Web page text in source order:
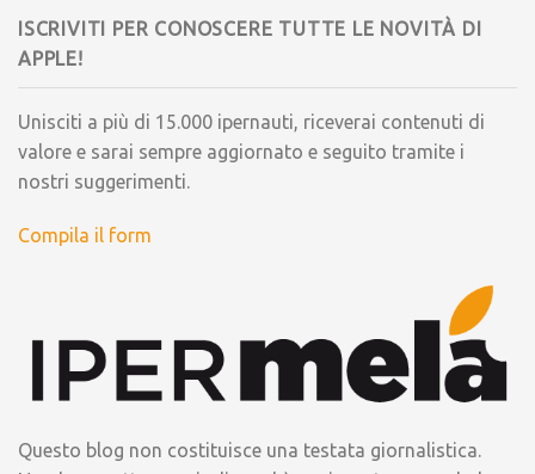
ISCRIVITI PER CONOSCERE TUTTE LE NOVITÀ DI
APPLE!
Unisciti a più di 15.000 ipernauti, riceverai contenuti di
valore e sarai sempre aggiornato e seguito tramite i
nostri suggerimenti.
Compila il form
Questo blog non costituisce una testata giornalistica.